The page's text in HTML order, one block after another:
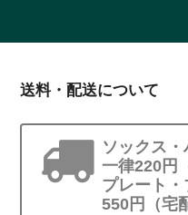
送料・配送について
ソックス
一律220円
プレート
550円（宅